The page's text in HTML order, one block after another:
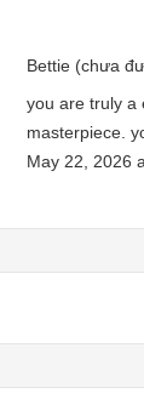
Bettie (chưa
you are truly a
masterpiece.
May 22, 2026